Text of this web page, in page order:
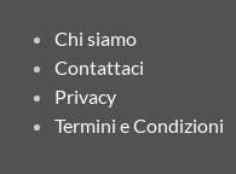
Chi siamo
Contattaci
Privacy
Termini e Condizioni